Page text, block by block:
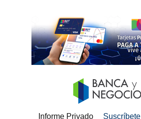
Informe Privado Suscríbete